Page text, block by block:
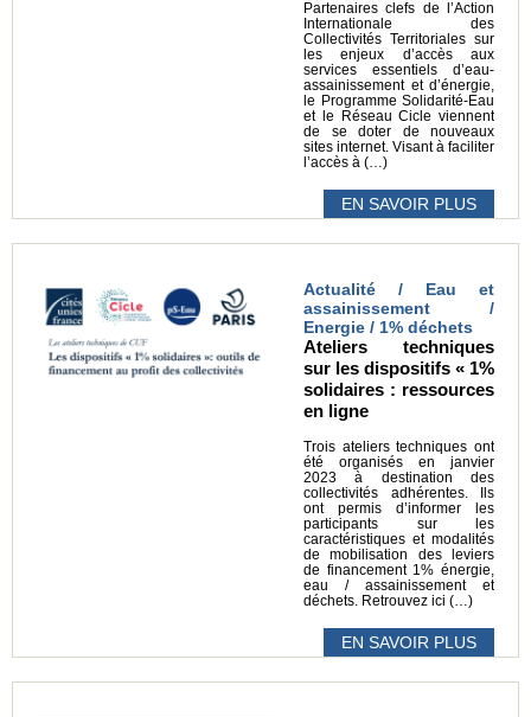
Partenaires clefs de l’Action
Internationale des
Collectivités Territoriales sur
les enjeux d’accès aux
services essentiels d’eau-
assainissement et d’énergie,
le Programme Solidarité-Eau
et le Réseau Cicle viennent
de se doter de nouveaux
sites internet. Visant à faciliter
l’accès à (…)
EN SAVOIR PLUS
Actualité / Eau et
assainissement /
Energie / 1% déchets
Ateliers techniques
sur les dispositifs « 1%
solidaires : ressources
en ligne
Trois ateliers techniques ont
été organisés en janvier
2023 à destination des
collectivités adhérentes. Ils
ont permis d’informer les
participants sur les
caractéristiques et modalités
de mobilisation des leviers
de financement 1% énergie,
eau / assainissement et
déchets. Retrouvez ici (…)
EN SAVOIR PLUS